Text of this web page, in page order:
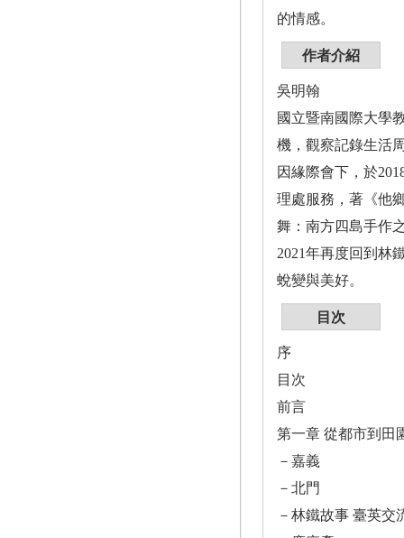
的情感。
作者介紹
吳明翰
國立暨南國際大學
機，觀察記錄生活
因緣際會下，於
理處服務，著《他
舞：南方四島手作
2021年再度回到林
蛻變與美好。
目次
序
目次
前言
第一章 從都市到田
－嘉義
－北門
－林鐵故事 臺英交